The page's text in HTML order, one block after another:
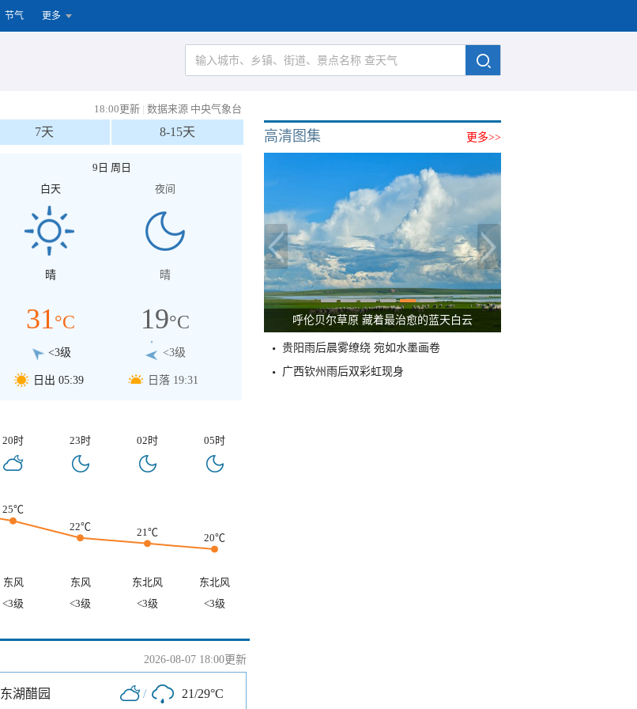
节气 更多
18:00更新 | 数据来源 中央气象台
7天 8-15天
9日 周日
白天
晴
31°C
<3级
日出 05:39
夜间
晴
19°C
<3级
日落 19:31
20时 23时 02时 05时
25℃
22℃
21℃ 20℃
东风 东风 东北风
东北风
<3级 <3级 <3级 <3级
2026-08-07 18:00更新
东湖醋园 / 21/29°C
更多>>
高清图集
呼伦贝尔草原 藏着最治愈的蓝天白云
贵阳雨后晨雾缭绕 宛如水墨画卷
广西钦州雨后双彩虹现身